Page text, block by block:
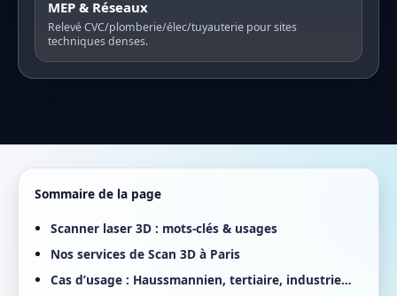
MEP & Réseaux
Relevé CVC/plomberie/élec/tuyauterie pour sites
techniques denses.
Sommaire de la page
Scanner laser 3D : mots-clés & usages
Nos services de Scan 3D à Paris
Cas d’usage : Haussmannien, tertiaire, industrie…